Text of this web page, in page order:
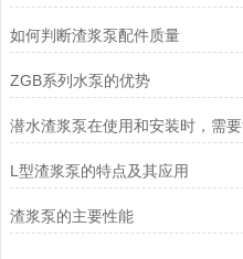
如何判断渣浆泵配件质量
ZGB系列水泵的优势
L型渣浆泵的特点及其应用
渣浆泵的主要性能